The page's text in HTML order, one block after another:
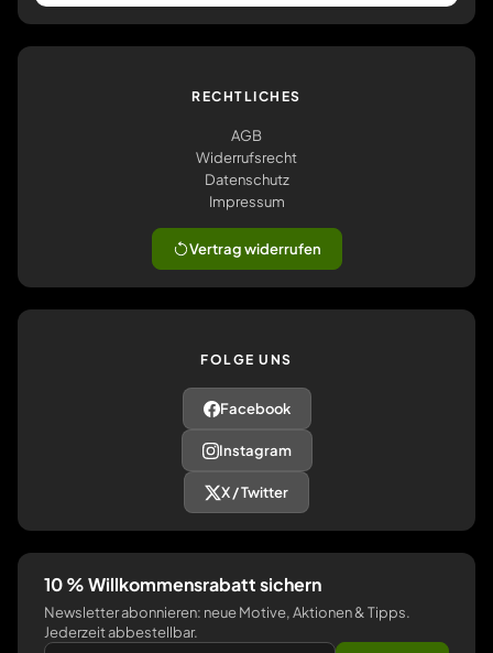
RECHTLICHES
AGB
Widerrufsrecht
Datenschutz
Impressum
Vertrag widerrufen
FOLGE UNS
Facebook
Instagram
X / Twitter
10 % Willkommensrabatt sichern
Newsletter abonnieren: neue Motive, Aktionen & Tipps.
Jederzeit abbestellbar.